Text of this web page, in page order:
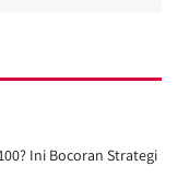
Ini Bocoran Strategi